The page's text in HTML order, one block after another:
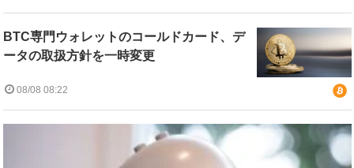
BTC専門ウォレットのコールドカード、デ
ータの取扱方針を一時変更
08/08 08:22